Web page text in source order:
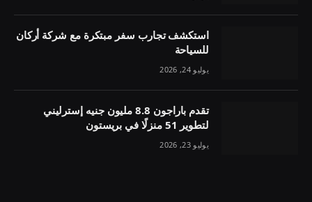
استكشف تجارب سفر مبتكرة مع شركة أركان
للسياحة
يوليو 24, 2026
تقدم باراجون 8.8 مليون جنيه إسترليني
لتطوير 51 منزلًا في بريستون
يوليو 23, 2026